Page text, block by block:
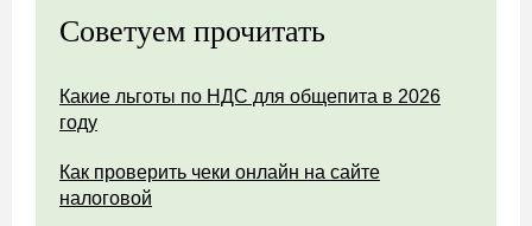
Советуем прочитать
Какие льготы по НДС для общепита в 2026
году
Как проверить чеки онлайн на сайте
налоговой